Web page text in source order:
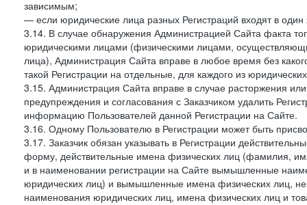
зависимым;
— если юридические лица разных Регистраций входят в
3.14. В случае обнаружения Администрацией Сайта факта
юридическими лицами (физическими лицами,
лица), Администрация Сайта вправе в любое время без
такой Регистрации на отдельные, для каждого из
3.15. Администрация Сайта вправе в случае расторжения
предупреждения и согласования с Заказчиком удалить
информацию Пользователей данной Регистрации на Сайте.
3.16. Одному Пользователю в Регистрации может быть
3.17. Заказчик обязан указывать в Регистрации
форму, действительные имена физических лиц (фамилия,
и в наименовании регистрации на Сайте вымышленные
юридических лиц) и вымышленные имена физических лиц,
наименования юридических лиц, имена физических лиц и